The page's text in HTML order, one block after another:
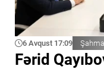
6 Avqust 17:09
Fərid